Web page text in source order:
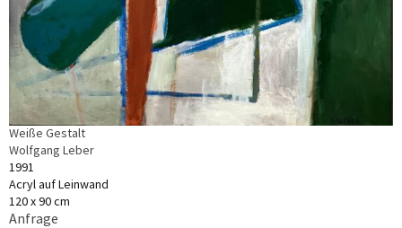
Weiße Gestalt
Wolfgang Leber
1991
Acryl auf Leinwand
120 x 90 cm
Anfrage